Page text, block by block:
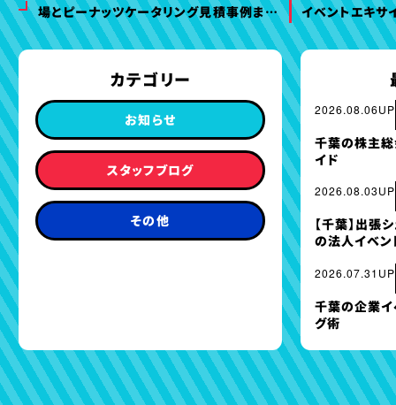
カテゴリー
お知らせ
スタッフブログ
その他
2026.08.06UP
千葉の株主
イド
2026.08.03UP
【千葉】出張
の法人イベン
2026.07.31UP
千葉の企業イ
グ術
場とピーナッツケータリング見積事例まと
め｜失敗しない完全ガイド
イベントエキサ
ングが提携開始
ワンストップで